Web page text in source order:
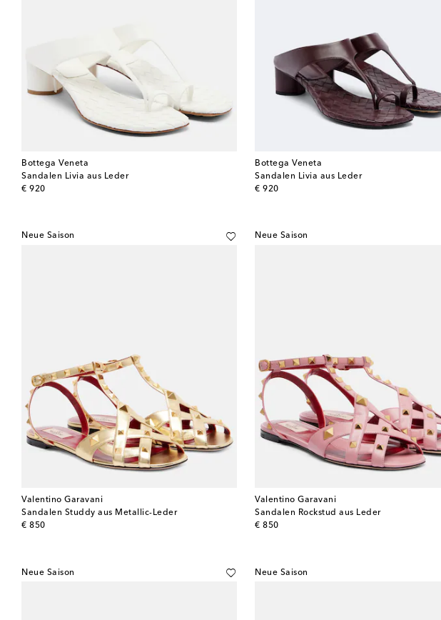
Bottega Veneta
Sandalen Livia aus Leder
€ 920
original price
Bottega Veneta
Sandalen Livia aus Leder
€ 920
original price
Neue Saison
Valentino Garavani
Sandalen Studdy aus Metallic-Leder
€ 850
original price
Neue Saison
Valentino Garavani
Sandalen Rockstud aus Leder
€ 850
original price
Neue Saison Neue Saison